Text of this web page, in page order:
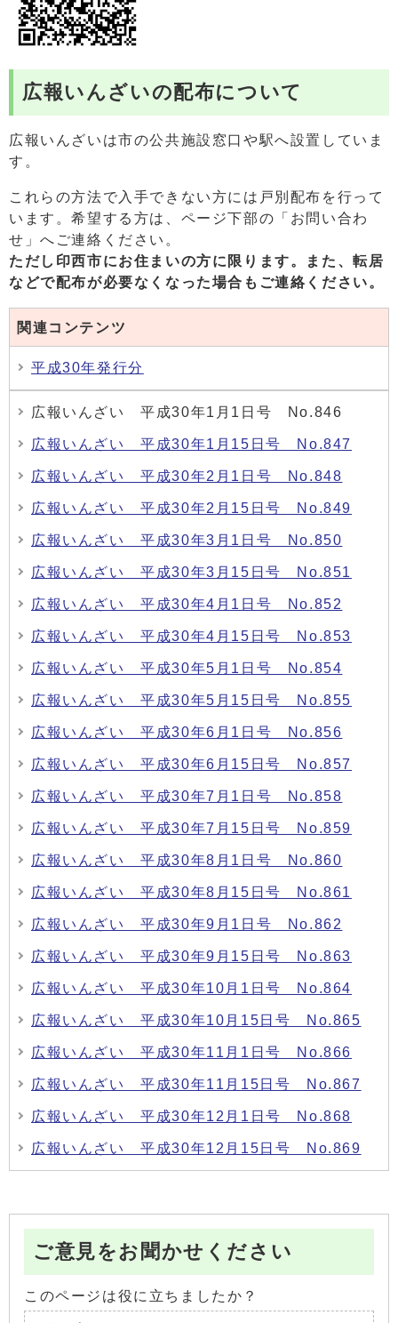
広報いんざいの配布について
広報いんざいは市の公共施設窓口や駅へ設置していま
す。
これらの方法で入手できない方には戸別配布を行って
います。希望する方は、ページ下部の「お問い合わ
せ」へご連絡ください。
ただし印西市にお住まいの方に限ります。また、転居
などで配布が必要なくなった場合もご連絡ください。
関連コンテンツ
平成30年発行分
広報いんざい 平成30年1月1日号 No.846
広報いんざい 平成30年1月15日号 No.847
広報いんざい 平成30年2月1日号 No.848
広報いんざい 平成30年2月15日号 No.849
広報いんざい 平成30年3月1日号 No.850
広報いんざい 平成30年3月15日号 No.851
広報いんざい 平成30年4月1日号 No.852
広報いんざい 平成30年4月15日号 No.853
広報いんざい 平成30年5月1日号 No.854
広報いんざい 平成30年5月15日号 No.855
広報いんざい 平成30年6月1日号 No.856
広報いんざい 平成30年6月15日号 No.857
広報いんざい 平成30年7月1日号 No.858
広報いんざい 平成30年7月15日号 No.859
広報いんざい 平成30年8月1日号 No.860
広報いんざい 平成30年8月15日号 No.861
広報いんざい 平成30年9月1日号 No.862
広報いんざい 平成30年9月15日号 No.863
広報いんざい 平成30年10月1日号 No.864
広報いんざい 平成30年10月15日号 No.865
広報いんざい 平成30年11月1日号 No.866
広報いんざい 平成30年11月15日号 No.867
広報いんざい 平成30年12月1日号 No.868
広報いんざい 平成30年12月15日号 No.869
ご意見をお聞かせください
このページは役に立ちましたか？